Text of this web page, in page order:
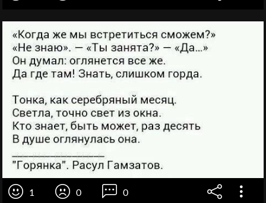
1 0 0